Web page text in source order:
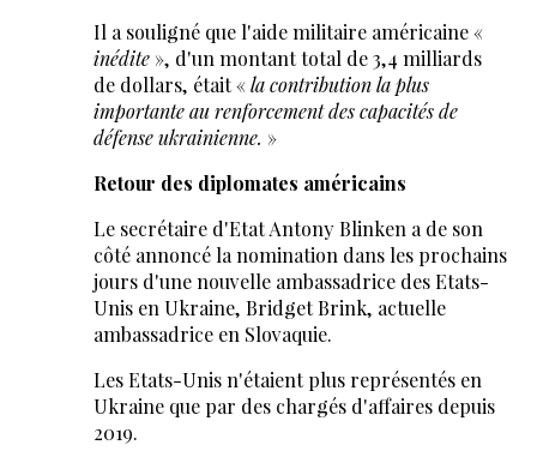
Il a souligné que l'aide militaire américaine «
inédite», d'un montant total de 3,4 milliards
de dollars, était «la contribution la plus
importante au renforcement des capacités de
défense ukrainienne. »
Retour des diplomates américains
Le secrétaire d'Etat Antony Blinken a de son
côté annoncé la nomination dans les prochains
jours d'une nouvelle ambassadrice des Etats-
Unis en Ukraine, Bridget Brink, actuelle
ambassadrice en Slovaquie.
Les Etats-Unis n'étaient plus représentés en
Ukraine que par des chargés d'affaires depuis
2019.